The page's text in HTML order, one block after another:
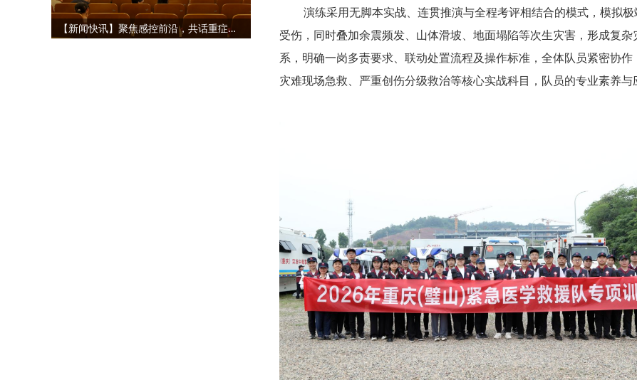
【新闻快讯】聚焦感控前沿，共话重症精管
演练采用无脚本实战、连贯推演与全程考评相结合的模式，模拟
受伤，同时叠加余震频发、山体滑坡、地面塌陷等次生灾害，形成复
系，明确一岗多责要求、联动处置流程及操作标准，全体队员紧密协
灾难现场急救、严重创伤分级救治等核心实战科目，队员的专业素养与